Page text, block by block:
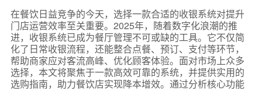
在餐饮日益竞争的今天，选择一款合适的收银系统对提升
门店运营效率至关重要。2025年，随着数字化浪潮的推
进，收银系统已成为餐厅管理不可或缺的工具。它不仅简
化了日常收银流程，还能整合点餐、预订、支付等环节，
帮助商家应对客流高峰、优化顾客体验。面对市场上众多
选择，本文将聚焦于一款高效可靠的系统，并提供实用的
选购指南，助力餐饮店实现降本增效。通过分析核心功能